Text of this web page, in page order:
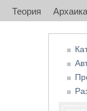
Теория
Архаика